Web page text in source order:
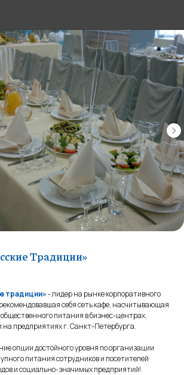
Традиции»
традиции»- лидер на рынке корпоративного
себя сеть кафе, насчитывающая
питания в бизнес-центрах,
на предприятиях г. Санкт-Петербурга.
опции достойного уровня по организации
питания сотрудников и посетителей
и социально-значимых предприятий!